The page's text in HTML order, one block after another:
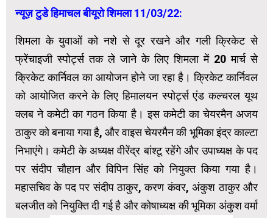
न्यूज़ टुडे हिमाचल बीयूरो शिमला 11/03/22:
शिमला के युवाओं को नशे से दूर रखने और गली क्रिकेट से
फ्रेंचाइजी स्पोर्ट्स तक ले जाने के लिए शिमला में 20 मार्च से
क्रिकेट कार्निवल का आयोजन होने जा रहा है। क्रिकेट कार्निवल
को आयोजित करने के लिए हिमालयन स्पोर्ट्स एंड कल्चरल यूथ
क्लब ने कमेटी का गठन किया है। इस कमेटी का चेयरमैन अजय
ठाकुर को बनाया गया है, और वाइस चेयरमैन की भूमिका इंद्र काल्टा
निभाएंगे। कमेटी के अध्यक्ष वीरेंद्र बांश्टू रहेंगे और उपाध्यक्ष के पद
पर संदीप चौहान और विपिन सिंह को नियुक्त किया गया है।
महासचिव के पद पर संदीप ठाकुर, करण कंवर, अंकुश ठाकुर और
बलजीत को नियुक्ति दी गई है और कोषाध्यक्ष की भूमिका अंकुश वर्मा